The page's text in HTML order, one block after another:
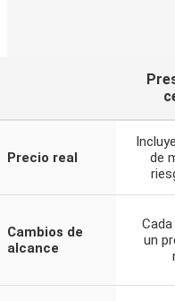
Precio real
de
Cambios de
alcance
un